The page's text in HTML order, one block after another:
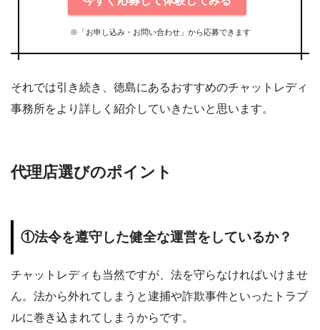
※「お申し込み・お問い合わせ」から応募できます
それでは引き続き、徳島にあるおすすめのチャットレディ
事務所をより詳しく紹介していきたいと思います。
代理店選びのポイント
①法令を遵守した健全な運営をしているか？
チャットレディも当然ですが、法を守らなければいけませ
ん。法から外れてしまうと逮捕や詐欺事件といったトラブ
ルに巻き込まれてしまうからです。